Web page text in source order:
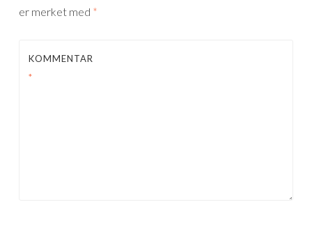
er merket med *
KOMMENTAR
*